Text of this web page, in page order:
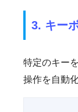
3. キー
特定のキー
操作を自動